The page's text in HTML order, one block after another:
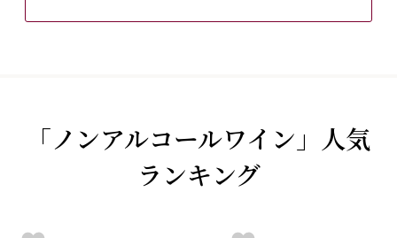
「ノンアルコールワイン」人気
ランキング